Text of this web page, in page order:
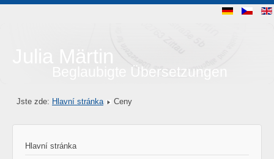
Julia Märtin
Beglaubigte Übersetzungen
Jste zde: Hlavní stránka Ceny
Hlavní stránka